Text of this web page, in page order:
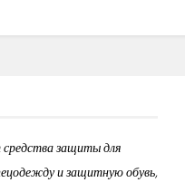
защиты для
и защитную обувь,